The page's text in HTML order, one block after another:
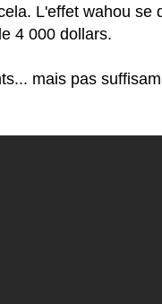
L'effet wahou se
4 000 dollars.
mais pas